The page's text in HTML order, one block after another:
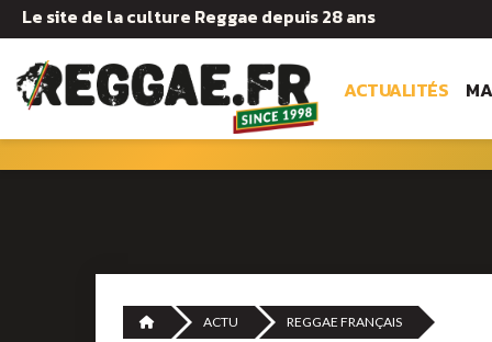
Le site de la culture Reggae depuis 28 ans
ACTUALITÉS
ACTU REGGAE FRANÇAIS